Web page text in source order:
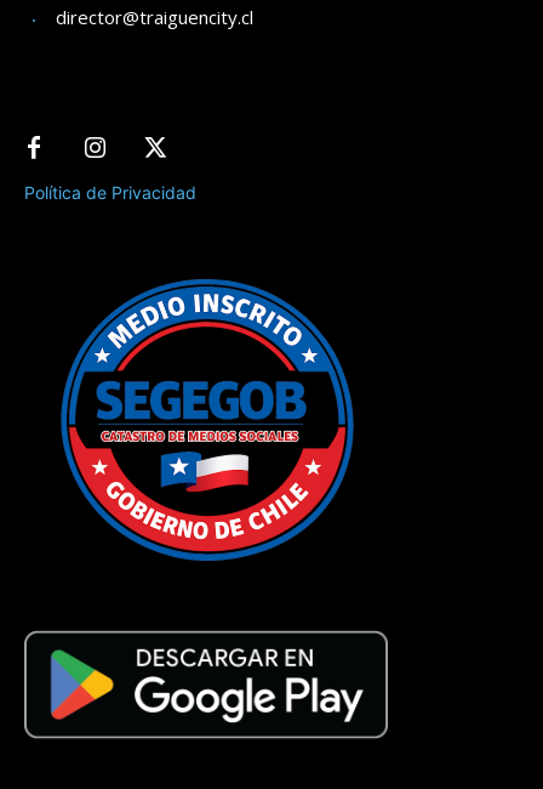
director@traiguencity.cl
Política de Privacidad